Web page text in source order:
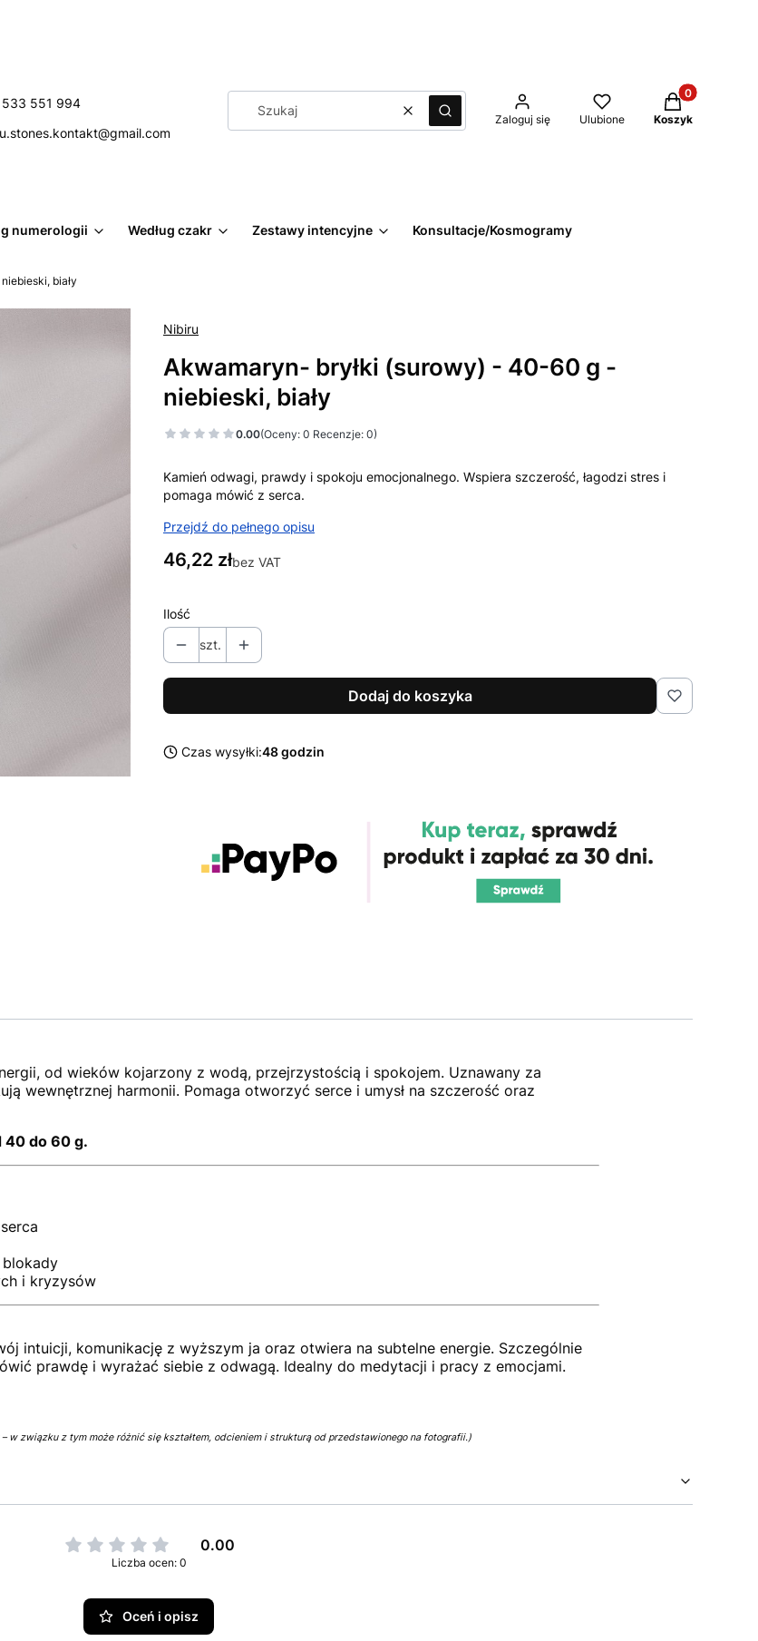
551 994
WyczyśćSzukaj Zaloguj się Ulubione
Produkty w
Koszyk
numerologii Według czakr Zestawy intencyjne Konsultacje/Kosmogramy
biały
Nibiru
Akwamaryn- bryłki (surowy) - 40-60 g -
niebieski, biały
0.00(Oceny: 0 Recenzje: 0)
Kamień odwagi, prawdy i spokoju emocjonalnego. Wspiera szczerość, łagodzi stres i
pomaga mówić z serca.
Przejdź do pełnego opisu
Cena
46,22 złbez VAT
Ilość
szt.
Dodaj do koszyka
Czas wysyłki:48 godzin
od wieków kojarzony z wodą, przejrzystością i spokojem. Uznawany za
wewnętrznej harmonii. Pomaga otworzyć serce i umysł na szczerość oraz
40 do 60 g.
i kryzysów
intuicji, komunikację z wyższym ja oraz otwiera na subtelne energie. Szczególnie
prawdę i wyrażać siebie z odwagą. Idealny do medytacji i pracy z emocjami.
w związku z tym może różnić się kształtem, odcieniem i strukturą od przedstawionego na fotografii.)
0.00
Liczba ocen: 0
Oceń i opisz